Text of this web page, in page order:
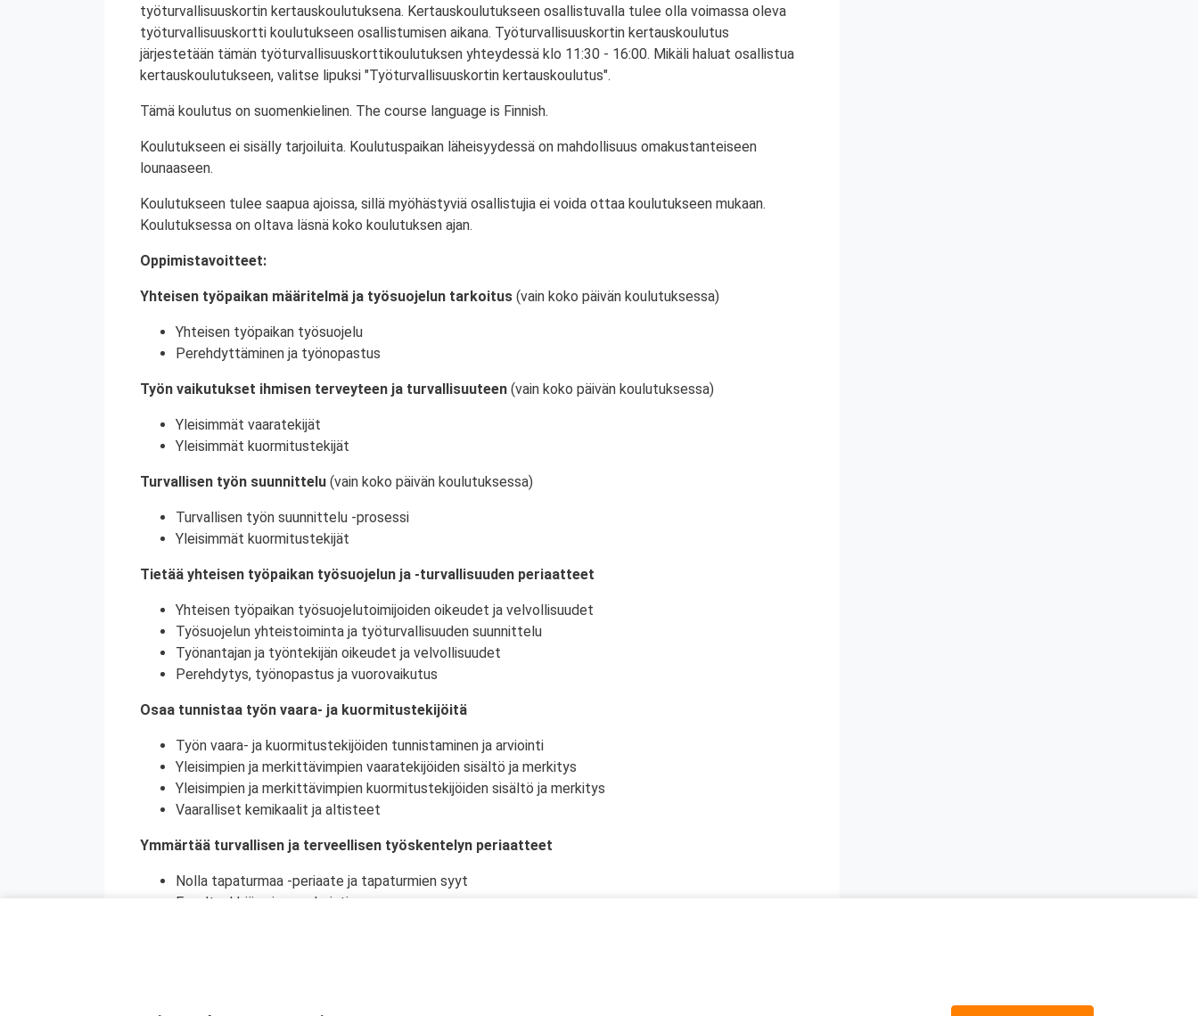
työturvallisuuskortin kertauskoulutuksena. Kertauskoulutukseen osallistuvalla tulee olla voimassa oleva
työturvallisuuskortti koulutukseen osallistumisen aikana. Työturvallisuuskortin kertauskoulutus
järjestetään tämän työturvallisuuskorttikoulutuksen yhteydessä klo 11:30 - 16:00. Mikäli haluat osallistua
kertauskoulutukseen, valitse lipuksi "Työturvallisuuskortin kertauskoulutus".
Tämä koulutus on suomenkielinen. The course language is Finnish.
Koulutukseen ei sisälly tarjoiluita. Koulutuspaikan läheisyydessä on mahdollisuus omakustanteiseen
lounaaseen.
Koulutukseen tulee saapua ajoissa, sillä myöhästyviä osallistujia ei voida ottaa koulutukseen mukaan.
Koulutuksessa on oltava läsnä koko koulutuksen ajan.
Oppimistavoitteet:
Yhteisen työpaikan määritelmä ja työsuojelun tarkoitus (vain koko päivän koulutuksessa)
Yhteisen työpaikan työsuojelu
Perehdyttäminen ja työnopastus
Työn vaikutukset ihmisen terveyteen ja turvallisuuteen (vain koko päivän koulutuksessa)
Yleisimmät vaaratekijät
Yleisimmät kuormitustekijät
Turvallisen työn suunnittelu (vain koko päivän koulutuksessa)
Turvallisen työn suunnittelu -prosessi
Yleisimmät kuormitustekijät
Tietää yhteisen työpaikan työsuojelun ja -turvallisuuden periaatteet
Yhteisen työpaikan työsuojelutoimijoiden oikeudet ja velvollisuudet
Työsuojelun yhteistoiminta ja työturvallisuuden suunnittelu
Työnantajan ja työntekijän oikeudet ja velvollisuudet
Perehdytys, työnopastus ja vuorovaikutus
Osaa tunnistaa työn vaara- ja kuormitustekijöitä
Työn vaara- ja kuormitustekijöiden tunnistaminen ja arviointi
Yleisimpien ja merkittävimpien vaaratekijöiden sisältö ja merkitys
Yleisimpien ja merkittävimpien kuormitustekijöiden sisältö ja merkitys
Vaaralliset kemikaalit ja altisteet
Ymmärtää turvallisen ja terveellisen työskentelyn periaatteet
Nolla tapaturmaa -periaate ja tapaturmien syyt
Ennaltaehkäisy ja ennakointi